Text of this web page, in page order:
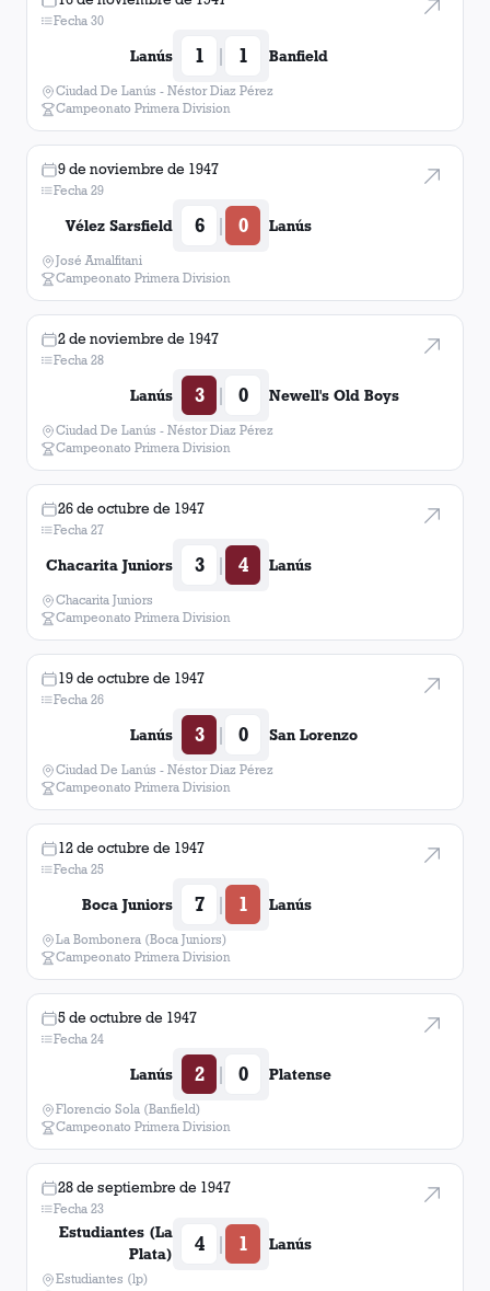
Fecha 30
Lanús 1 | 1 Banfield
Ciudad De Lanús - Néstor Diaz Pérez
Campeonato Primera Division
9 de noviembre de 1947
Fecha 29
Vélez Sarsfield 6 | 0 Lanús
José Amalfitani
Campeonato Primera Division
2 de noviembre de 1947
Fecha 28
Lanús 3 | 0 Newell's Old Boys
Ciudad De Lanús - Néstor Diaz Pérez
Campeonato Primera Division
26 de octubre de 1947
Fecha 27
Chacarita Juniors 3 | 4 Lanús
Chacarita Juniors
Campeonato Primera Division
19 de octubre de 1947
Fecha 26
Lanús 3 | 0 San Lorenzo
Ciudad De Lanús - Néstor Diaz Pérez
Campeonato Primera Division
12 de octubre de 1947
Fecha 25
Boca Juniors 7 | 1 Lanús
La Bombonera (Boca Juniors)
Campeonato Primera Division
5 de octubre de 1947
Fecha 24
Lanús 2 | 0 Platense
Florencio Sola (Banfield)
Campeonato Primera Division
28 de septiembre de 1947
Fecha 23
Estudiantes (La
Plata)
4 | 1 Lanús
Estudiantes (lp)